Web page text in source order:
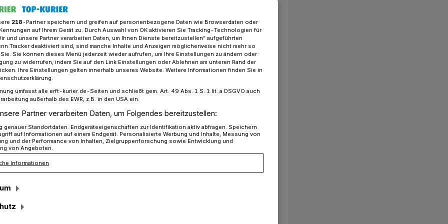
aus dem Rhein-Kreis Neuss
dem
im Rhein-
eine Infektion mit dem
476 Menschen sind an den
218-Partner speichern und greifen auf personenbezogene Daten wie Browserdaten oder
auf Ihrem Gerät zu. Durch Auswahl von OK aktivieren Sie Tracking-Technologien für
und unsere Partner verarbeiten Daten, um Ihnen Dienste bereitzustellen“ aufgeführten
Tracker deaktiviert sind, sind manche Inhalte und Anzeigen möglicherweise nicht mehr so
Sie können dieses Menü jederzeit wieder aufrufen, um Ihre Einstellungen zu ändern oder
zu widerrufen, indem Sie auf den Link Einstellungen oder Ablehnen am unteren Rand der
Ihre Einstellungen gelten innerhalb unseres Website. Weitere Informationen finden Sie in
umfasst alle erft-kurier.de-Seiten und schließt gem. Art. 49 Abs. 1 S. 1 lit. a DSGVO auch
außerhalb des EWR, z.B. in den USA ein.
Partner verarbeiten Daten, um Folgendes bereitzustellen:
genauer Standortdaten. Endgeräteeigenschaften zur Identifikation aktiv abfragen. Speichern
auf Informationen auf einem Endgerät. Personalisierte Werbung und Inhalte, Messung von
und der Performance von Inhalten, Zielgruppenforschung sowie Entwicklung und
von Angeboten.
Informationen